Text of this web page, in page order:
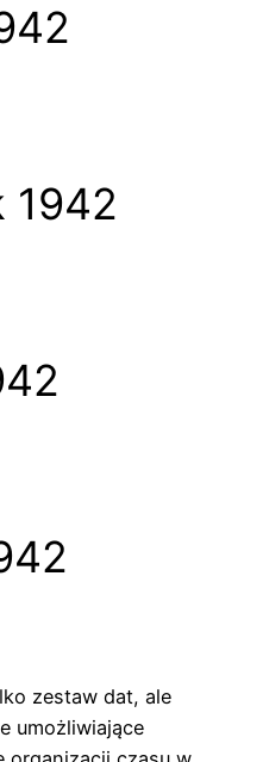
1942
zestaw dat, ale
umożliwiające